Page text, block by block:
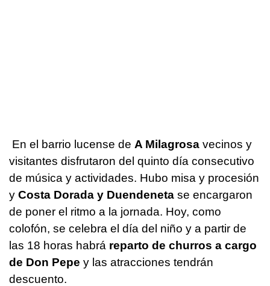
En el barrio lucense de A Milagrosa vecinos y
visitantes disfrutaron del quinto día consecutivo
de música y actividades. Hubo misa y procesión
y Costa Dorada y Duendeneta se encargaron
de poner el ritmo a la jornada. Hoy, como
colofón, se celebra el día del niño y a partir de
las 18 horas habrá reparto de churros a cargo
de Don Pepe y las atracciones tendrán
descuento.